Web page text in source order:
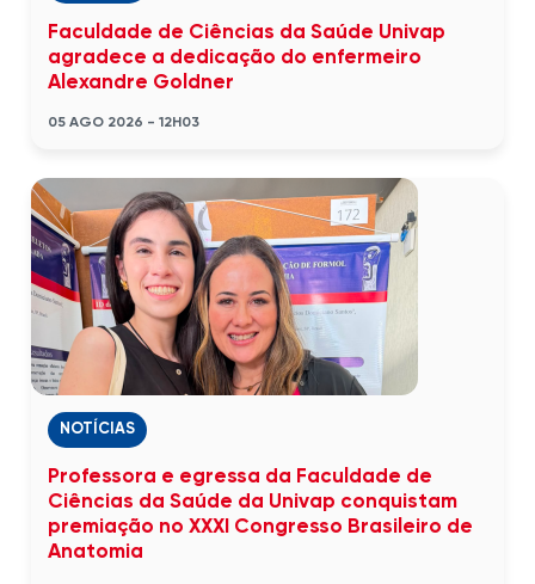
Faculdade de Ciências da Saúde Univap
agradece a dedicação do enfermeiro
Alexandre Goldner
05 AGO 2026 - 12H03
NOTÍCIAS
Professora e egressa da Faculdade de
Ciências da Saúde da Univap conquistam
premiação no XXXI Congresso Brasileiro de
Anatomia